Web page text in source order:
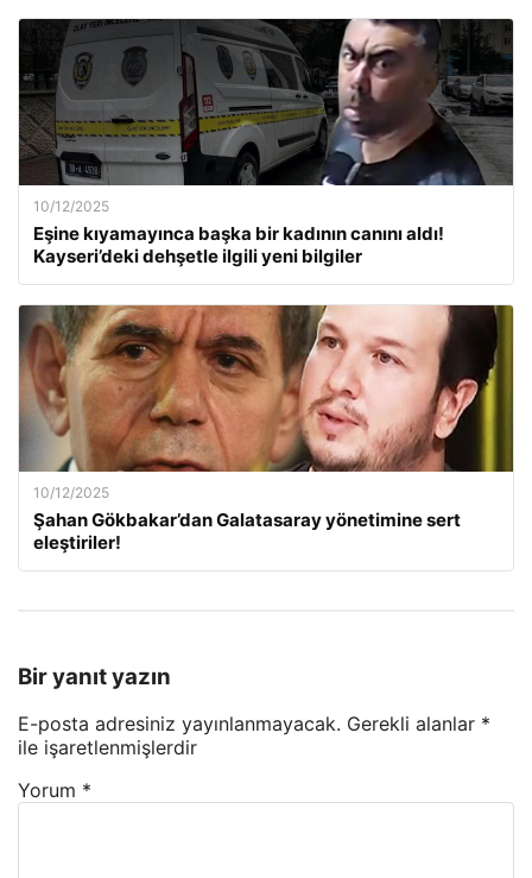
10/12/2025
Eşine kıyamayınca başka bir kadının canını aldı!
Kayseri’deki dehşetle ilgili yeni bilgiler
10/12/2025
Şahan Gökbakar’dan Galatasaray yönetimine sert
eleştiriler!
Bir yanıt yazın
E-posta adresiniz yayınlanmayacak. Gerekli alanlar *
ile işaretlenmişlerdir
Yorum *